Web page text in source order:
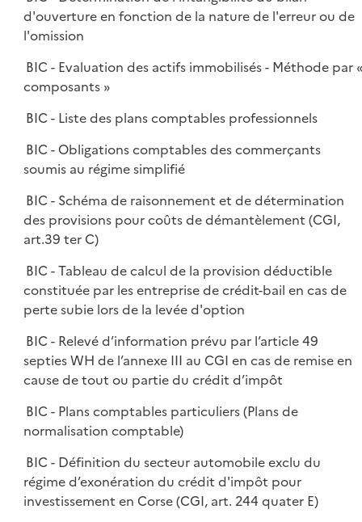
d'ouverture en fonction de la nature de l'erreur ou de
l'omission
BIC - Evaluation des actifs immobilisés - Méthode par
composants »
BIC - Liste des plans comptables professionnels
BIC - Obligations comptables des commerçants
soumis au régime simplifié
BIC - Schéma de raisonnement et de détermination
des provisions pour coûts de démantèlement (CGI,
art.39 ter C)
BIC - Tableau de calcul de la provision déductible
constituée par les entreprise de crédit-bail en cas de
perte subie lors de la levée d'option
BIC - Relevé d’information prévu par l’article 49
septies WH de l’annexe III au CGI en cas de remise en
cause de tout ou partie du crédit d’impôt
BIC - Plans comptables particuliers (Plans de
normalisation comptable)
BIC - Définition du secteur automobile exclu du
régime d’exonération du crédit d'impôt pour
investissement en Corse (CGI, art. 244 quater E)